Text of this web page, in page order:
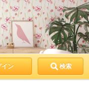
イン 検索